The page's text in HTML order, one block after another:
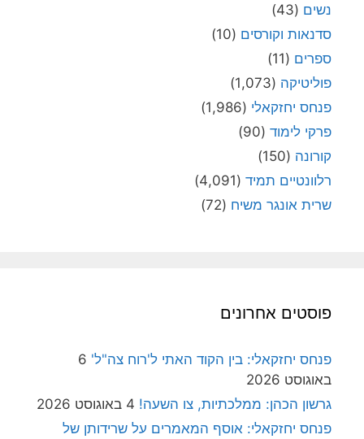
נשים (43)
סדנאות וקורסים (10)
ספרים (11)
פוליטיקה (1,073)
פנחס יחזקאלי (1,986)
פרקי לימוד (90)
קורונה (150)
רלוונטיים תמיד (4,091)
שרית אונגר משיח (72)
פוסטים אחרונים
פנחס יחזקאלי: בין הקוד האתי ל'רוח צה"ל' 6
באוגוסט 2026
גרשון הכהן: ממלכתיות, צו השעה! 4 באוגוסט 2026
פנחס יחזקאלי: אוסף המאמרים על שרידותן של